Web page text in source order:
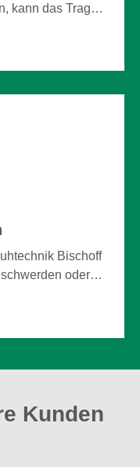
kann das Tragen
Sie Ihr
Bischoff
oder
zu lindern und
Kunden